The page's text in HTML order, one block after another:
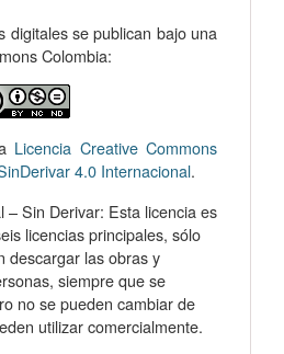
digitales se publican bajo una
Colombia:
Licencia Creative Commons
4.0 Internacional.
– Sin Derivar: Esta licencia es
licencias principales, sólo
descargar las obras y
siempre que se
no se pueden cambiar de
utilizar comercialmente.